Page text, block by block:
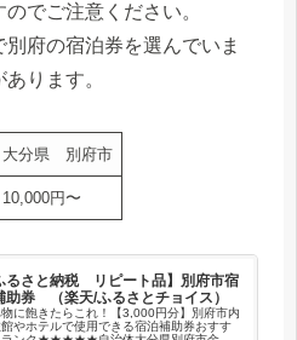
でご注意ください。
府の宿泊券を選んでいま
ります。
大分県 別府市
10,000円〜
るさと納税 リピート品】別府市宿
助券 （楽天/ふるさとチョイス）
に飽きたらこれ！【3,000円分】別府市内
やホテルで使用できる宿泊補助券おすす